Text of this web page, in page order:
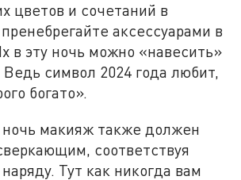
цветов и сочетаний в
аксессуарами в
в эту ночь можно «навесить»
Ведь символ 2024 года любит,
богато».
макияж также должен
соответствуя
Тут как никогда вам